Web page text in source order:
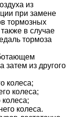
из
при замене
тормозных
в случае
тормоза
затем из другого
колеса;
колеса;
колеса.